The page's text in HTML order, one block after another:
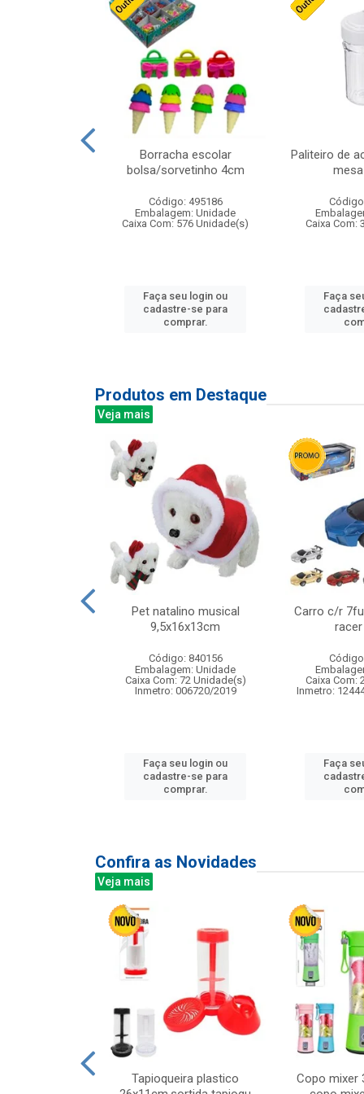
Borracha escolar
bolsa/sorvetinho 4cm
Código: 495186
Embalagem: Unidade
Caixa Com: 576 Unidade(s)
Faça seu login ou
cadastre-se para
comprar.
Paliteiro de
Caixa Com:
Faça
Produtos em Destaque
Veja mais
Pet natalino musical
9,5x16x13cm
Código: 840156
Embalagem: Unidade
Caixa Com: 72 Unidade(s)
Inmetro: 006720/2019
Faça seu login ou
cadastre-se para
comprar.
Carro c/r
Caixa Com:
Inmetro:
Faça
Confira as Novidades
Veja mais
Tapioqueira plastico
Copo mixer